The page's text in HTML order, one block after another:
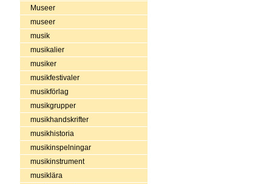
Museer
museer
musik
musikalier
musiker
musikfestivaler
musikförlag
musikgrupper
musikhandskrifter
musikhistoria
musikinspelningar
musikinstrument
musiklära